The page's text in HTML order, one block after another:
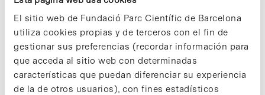
El sitio web de Fundació Parc Científic de Barcelona
utiliza cookies propias y de terceros con el fin de
gestionar sus preferencias (recordar información para
que acceda al sitio web con determinadas
características que puedan diferenciar su experiencia
de la de otros usuarios), con fines estadísticos